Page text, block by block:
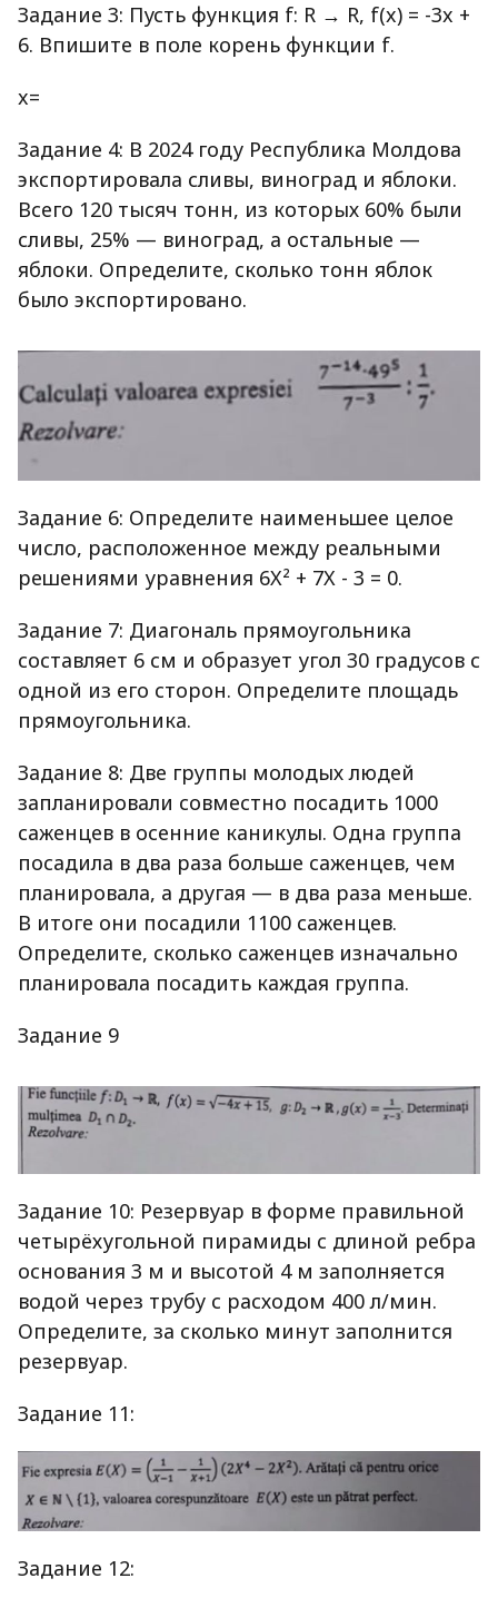
Задание 3: Пусть функция f: R → R, f(x) = -3x +
6. Впишите в поле корень функции f.
x=
Задание 4: В 2024 году Республика Молдова
экспортировала сливы, виноград и яблоки.
Всего 120 тысяч тонн, из которых 60% были
сливы, 25% — виноград, а остальные —
яблоки. Определите, сколько тонн яблок
было экспортировано.
Задание 6: Определите наименьшее целое
число, расположенное между реальными
решениями уравнения 6X² + 7X - 3 = 0.
Задание 7: Диагональ прямоугольника
составляет 6 см и образует угол 30 градусов с
одной из его сторон. Определите площадь
прямоугольника.
Задание 8: Две группы молодых людей
запланировали совместно посадить 1000
саженцев в осенние каникулы. Одна группа
посадила в два раза больше саженцев, чем
планировала, а другая — в два раза меньше.
В итоге они посадили 1100 саженцев.
Определите, сколько саженцев изначально
планировала посадить каждая группа.
Задание 9
Задание 10: Резервуар в форме правильной
четырёхугольной пирамиды с длиной ребра
основания 3 м и высотой 4 м заполняется
водой через трубу с расходом 400 л/мин.
Определите, за сколько минут заполнится
резервуар.
Задание 11:
Задание 12: